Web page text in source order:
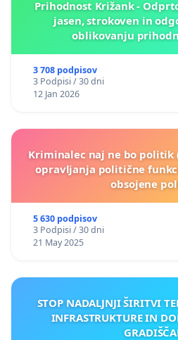
Prihodnost Križank -
jasen, strokoven in
oblikovanju
3 708 podpisov
3 Podpisi / 30 dni
12 Jan 2026
Kriminalec naj ne bo politik
opravljanja politične
obsojene
5 630 podpisov
3 Podpisi / 30 dni
21 May 2025
STOP NADALJNJI ŠIRITVI
INFRASTRUKTURE IN